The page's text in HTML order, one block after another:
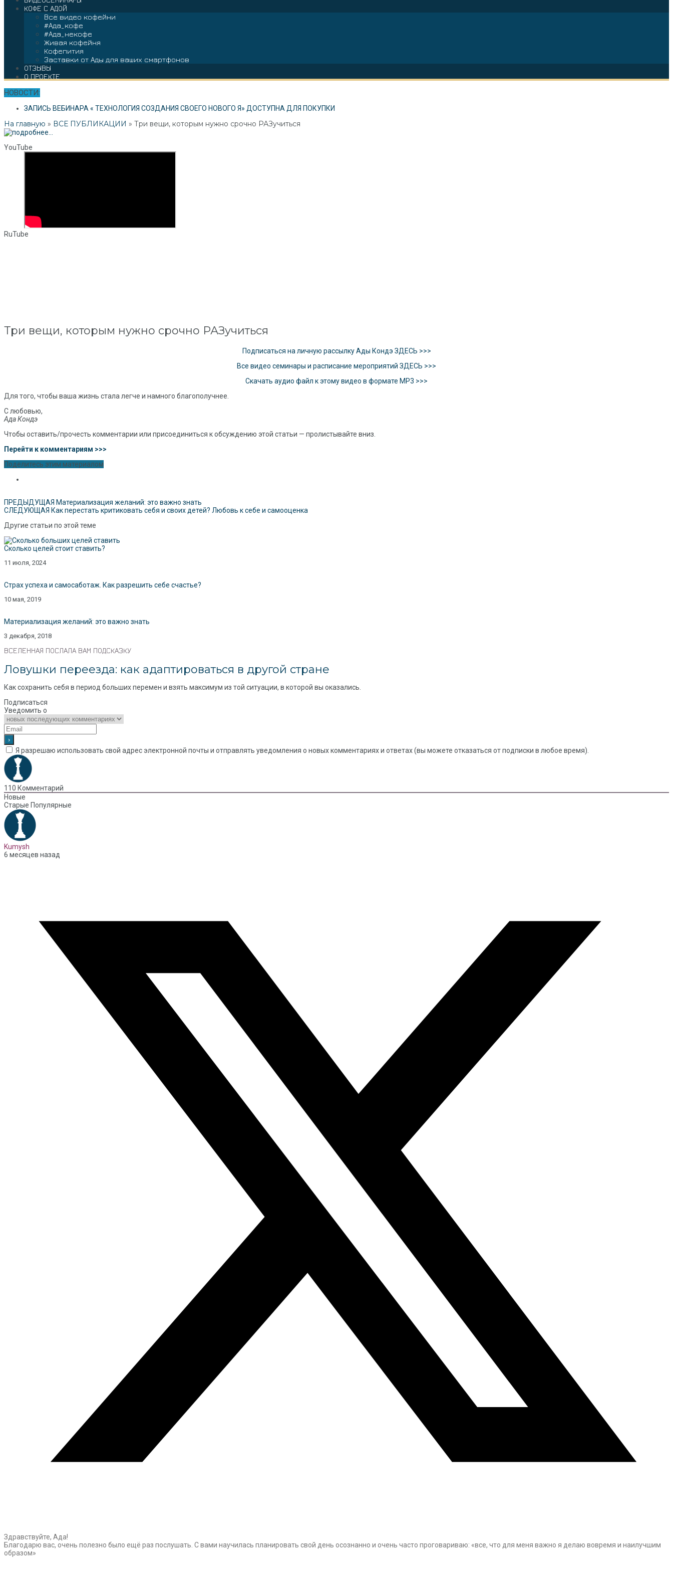
КОФЕ С АДОЙ
Все видео кофейни
#Ада_кофе
#Ада_некофе
Живая кофейня
Кофепития
Заставки от Ады для ваших смартфонов
ОТЗЫВЫ
О ПРОЕКТЕ
НОВОСТИ:
ЗАПИСЬ ВЕБИНАРА « ТЕХНОЛОГИЯ СОЗДАНИЯ СВОЕГО НОВОГО Я» ДОСТУПНА ДЛЯ ПОКУПКИ
На главную » ВСЕ ПУБЛИКАЦИИ » Три вещи, которым нужно срочно РАЗучиться
YouTube
RuTube
Три вещи, которым нужно срочно РАЗучиться
Подписаться на личную рассылку Ады Кондэ ЗДЕСЬ >>>
Все видео семинары и расписание мероприятий ЗДЕСЬ >>>
Скачать аудио файл к этому видео в формате MP3 >>>
Для того, чтобы ваша жизнь стала легче и намного благополучнее.
С любовью,
Ада Кондэ
Чтобы оставить/прочесть комментарии или присоединиться к обсуждению этой статьи — пролистывайте вниз.
Перейти к комментариям >>>
Поделитесь этим материалом
ПРЕДЫДУЩАЯ Материализация желаний: это важно знать
СЛЕДУЮЩАЯ Как перестать критиковать себя и своих детей? Любовь к себе и самооценка
Другие статьи по этой теме
Сколько целей стоит ставить?
11 июля, 2024
Страх успеха и самосаботаж. Как разрешить себе счастье?
10 мая, 2019
Материализация желаний: это важно знать
3 декабря, 2018
ВСЕЛЕННАЯ ПОСЛАЛА ВАМ ПОДСКАЗКУ
Ловушки переезда: как адаптироваться в другой стране
Как сохранить себя в период больших перемен и взять максимум из той ситуации, в которой вы оказались.
Подписаться
Уведомить о
Я разрешаю использовать свой адрес электронной почты и отправлять уведомления о новых комментариях и ответах (вы можете отказаться от подписки в любое время).
110 Комментарий
Новые
Старые Популярные
Kumysh
6 месяцев назад
Здравствуйте, Ада!
Благодарю вас, очень полезно было ещё раз послушать. С вами научилась планировать свой день осознанно и очень часто проговариваю: «все, что для меня важно я делаю вовремя и наилучшим
образом»